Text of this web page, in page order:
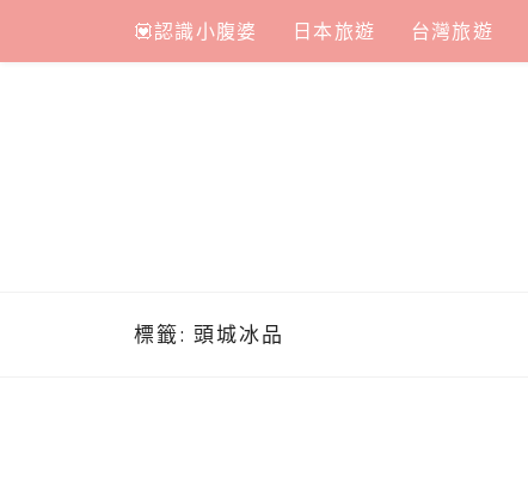
content
💟認識小腹婆 日本旅遊 台灣旅遊
標籤: 頭城冰品